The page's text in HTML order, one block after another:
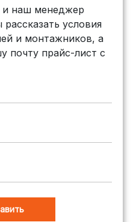
Сроки — от 3
— от500 рублей
Идеально подходит
товаров.
индивидуально
о том, чтобы
независимо
и наш менеджер
условия
и монтажников, а
почту прайс-лист с